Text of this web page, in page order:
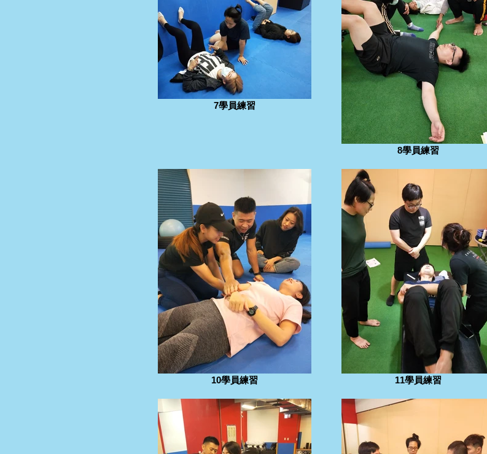
7學員練習
8學員練習
10學員練習 11學員練習